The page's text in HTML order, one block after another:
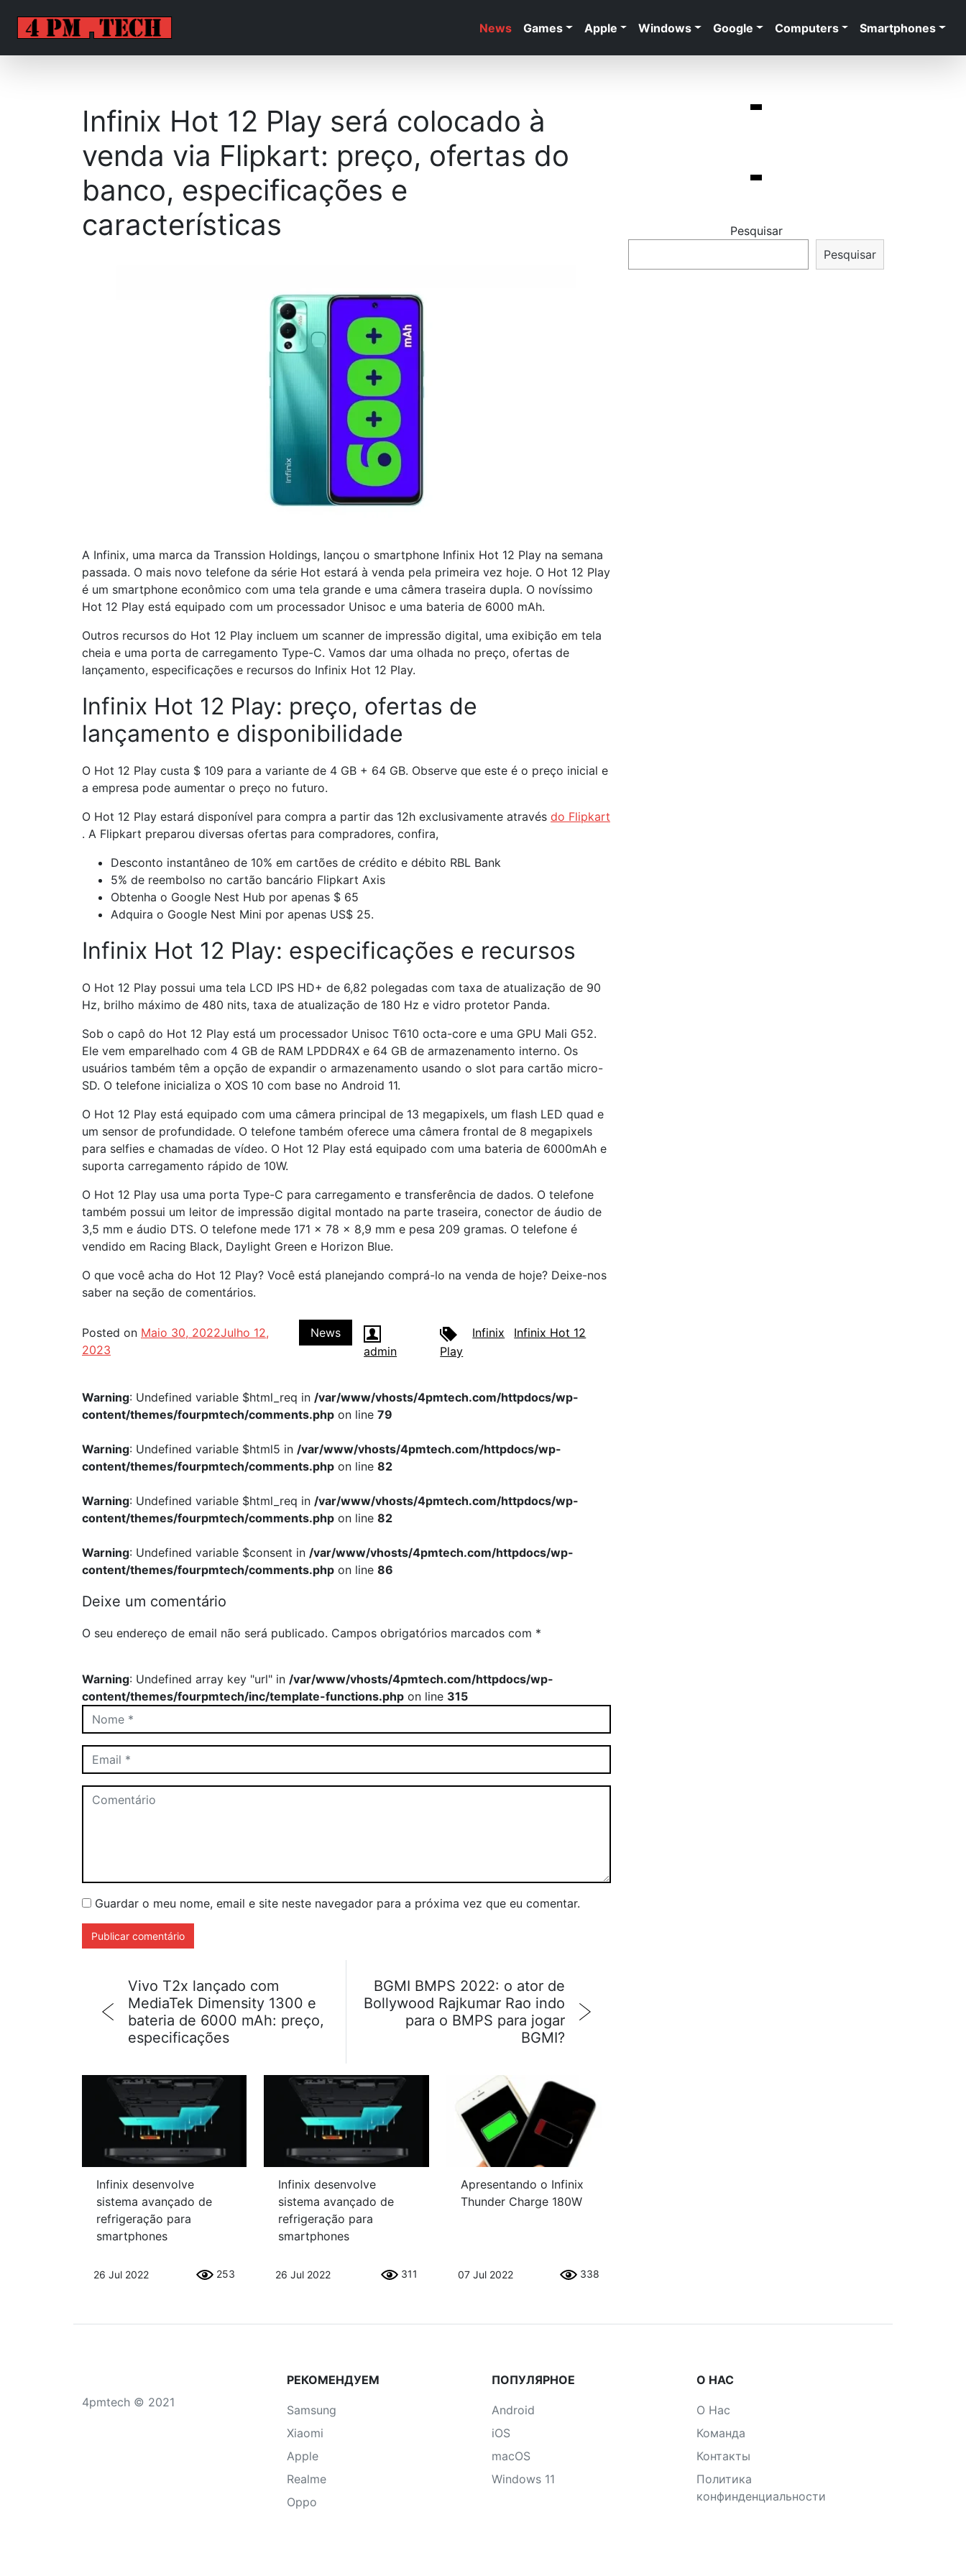
News Games Apple Windows Google Computers Smartphones
Infinix Hot 12 Play será colocado à
venda via Flipkart: preço, ofertas do
banco, especificações e
características
A Infinix, uma marca da Transsion Holdings, lançou o smartphone Infinix Hot 12 Play na semana
passada. O mais novo telefone da série Hot estará à venda pela primeira vez hoje. O Hot 12 Play
é um smartphone econômico com uma tela grande e uma câmera traseira dupla. O novíssimo
Hot 12 Play está equipado com um processador Unisoc e uma bateria de 6000 mAh.
Outros recursos do Hot 12 Play incluem um scanner de impressão digital, uma exibição em tela
cheia e uma porta de carregamento Type-C. Vamos dar uma olhada no preço, ofertas de
lançamento, especificações e recursos do Infinix Hot 12 Play.
Infinix Hot 12 Play: preço, ofertas de
lançamento e disponibilidade
O Hot 12 Play custa $ 109 para a variante de 4 GB + 64 GB. Observe que este é o preço inicial e
a empresa pode aumentar o preço no futuro.
O Hot 12 Play estará disponível para compra a partir das 12h exclusivamente através do Flipkart
. A Flipkart preparou diversas ofertas para compradores, confira,
Desconto instantâneo de 10% em cartões de crédito e débito RBL Bank
5% de reembolso no cartão bancário Flipkart Axis
Obtenha o Google Nest Hub por apenas $ 65
Adquira o Google Nest Mini por apenas US$ 25.
Infinix Hot 12 Play: especificações e recursos
O Hot 12 Play possui uma tela LCD IPS HD+ de 6,82 polegadas com taxa de atualização de 90
Hz, brilho máximo de 480 nits, taxa de atualização de 180 Hz e vidro protetor Panda.
Sob o capô do Hot 12 Play está um processador Unisoc T610 octa-core e uma GPU Mali G52.
Ele vem emparelhado com 4 GB de RAM LPDDR4X e 64 GB de armazenamento interno. Os
usuários também têm a opção de expandir o armazenamento usando o slot para cartão micro-
SD. O telefone inicializa o XOS 10 com base no Android 11.
O Hot 12 Play está equipado com uma câmera principal de 13 megapixels, um flash LED quad e
um sensor de profundidade. O telefone também oferece uma câmera frontal de 8 megapixels
para selfies e chamadas de vídeo. O Hot 12 Play está equipado com uma bateria de 6000mAh e
suporta carregamento rápido de 10W.
O Hot 12 Play usa uma porta Type-C para carregamento e transferência de dados. O telefone
também possui um leitor de impressão digital montado na parte traseira, conector de áudio de
3,5 mm e áudio DTS. O telefone mede 171 × 78 × 8,9 mm e pesa 209 gramas. O telefone é
vendido em Racing Black, Daylight Green e Horizon Blue.
O que você acha do Hot 12 Play? Você está planejando comprá-lo na venda de hoje? Deixe-nos
saber na seção de comentários.
Posted on Maio 30, 2022Julho 12,
2023
News
admin
Infinix
Infinix Hot 12
Play
Warning: Undefined variable $html_req in /var/www/vhosts/4pmtech.com/httpdocs/wp-
content/themes/fourpmtech/comments.php on line 79
Warning: Undefined variable $html5 in /var/www/vhosts/4pmtech.com/httpdocs/wp-
content/themes/fourpmtech/comments.php on line 82
Warning: Undefined variable $html_req in /var/www/vhosts/4pmtech.com/httpdocs/wp-
content/themes/fourpmtech/comments.php on line 82
Warning: Undefined variable $consent in /var/www/vhosts/4pmtech.com/httpdocs/wp-
content/themes/fourpmtech/comments.php on line 86
Deixe um comentário
O seu endereço de email não será publicado. Campos obrigatórios marcados com *
Warning: Undefined array key "url" in /var/www/vhosts/4pmtech.com/httpdocs/wp-
content/themes/fourpmtech/inc/template-functions.php on line 315
Guardar o meu nome, email e site neste navegador para a próxima vez que eu comentar.
Vivo T2x lançado com
MediaTek Dimensity 1300 e
bateria de 6000 mAh: preço,
especificações
BGMI BMPS 2022: o ator de
Bollywood Rajkumar Rao indo
para o BMPS para jogar
BGMI?
Infinix desenvolve
sistema avançado de
refrigeração para
smartphones
26 Jul 2022 253
Infinix desenvolve
sistema avançado de
refrigeração para
smartphones
26 Jul 2022 311
Apresentando o Infinix
Thunder Charge 180W
07 Jul 2022 338
Pesquisar
Pesquisar
4pmtech © 2021
РЕКОМЕНДУЕМ
Samsung
Xiaomi
Apple
Realme
Oppo
ПОПУЛЯРНОЕ
Android
iOS
macOS
Windows 11
О НАС
О Нас
Команда
Контакты
Политика
конфинденциальности